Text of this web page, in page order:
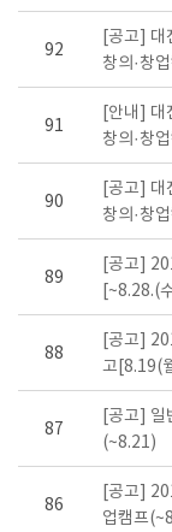
92
[공고] 대
창의·창
91
[안내]
창의·창
90
[공고] 대
창의·창
89
[공고]
[~8.28.(
88
[공고]
고[8.19(
87
[공고] 일
(~8.21)
86
[공고]
업캠프